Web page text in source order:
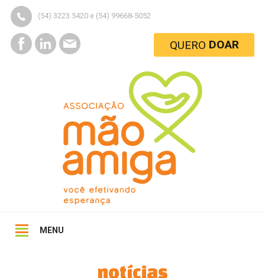
(54) 3223.5420 e (54) 99668-5052
QUERO DOAR
MENU
notícias